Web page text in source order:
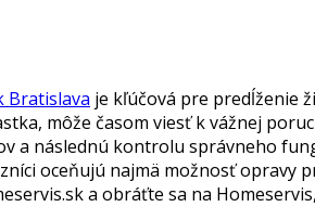
Bratislava je kľúčová pre predĺženie
môže časom viesť k vážnej
a následnú kontrolu správneho
oceňujú najmä možnosť opravy
a obráťte sa na